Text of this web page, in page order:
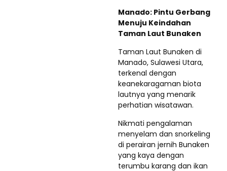
Manado: Pintu Gerbang
Menuju Keindahan
Taman Laut Bunaken
Taman Laut Bunaken di
Manado, Sulawesi Utara,
terkenal dengan
keanekaragaman biota
lautnya yang menarik
perhatian wisatawan.
Nikmati pengalaman
menyelam dan snorkeling
di perairan jernih Bunaken
yang kaya dengan
terumbu karang dan ikan